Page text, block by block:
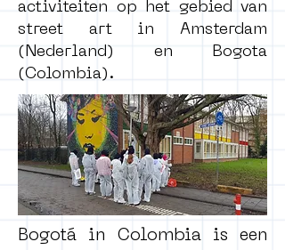
activiteiten op het gebied van
street art in Amsterdam
(Nederland) en Bogota
(Colombia).
Bogotá in Colombia is een